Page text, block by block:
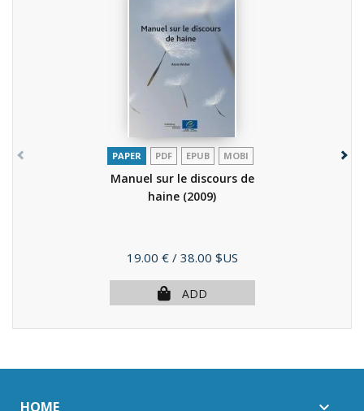
PAPER PDF EPUB MOBI
Manuel sur le discours de
haine (2009)
Price
19.00 € / 38.00 $US
ADD
HOME